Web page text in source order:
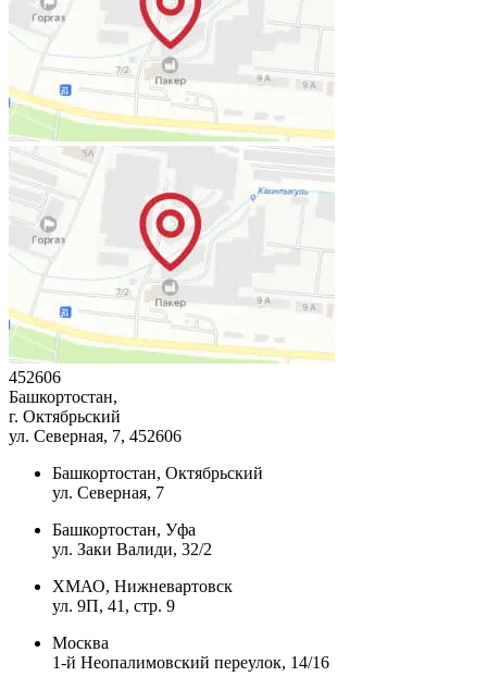
452606
Башкортостан,
г. Октябрьский
ул. Северная, 7, 452606
Башкортостан, Октябрьский
ул. Северная, 7
Башкортостан, Уфа
ул. Заки Валиди, 32/2
ХМАО, Нижневартовск
ул. 9П, 41, стр. 9
Москва
1-й Неопалимовский переулок, 14/16